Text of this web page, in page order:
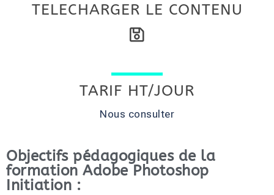
TELECHARGER LE CONTENU
TARIF HT/JOUR
Nous consulter
Objectifs pédagogiques de la
formation Adobe Photoshop
Initiation :